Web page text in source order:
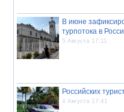
В июне
турпотока в
5 Августа 17:11
Российских
4 Августа 17:41